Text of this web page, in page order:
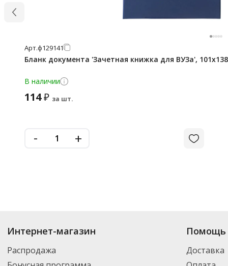
Арт.ф129141
Бланк документа 'Зачетная книжка для ВУЗа', 101х138
В наличии
114₽ за шт.
- +
Интернет-магазин
Распродажа
Помощь
Доставка